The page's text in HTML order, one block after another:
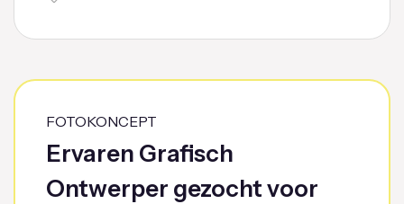
FOTOKONCEPT
Ervaren Grafisch
Ontwerper gezocht voor